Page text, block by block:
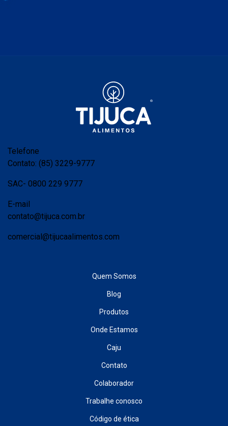
Telefone
Contato: (85) 3229-9777
SAC- 0800 229 9777
E-mail
contato@tijuca.com.br
comercial@tijucaalimentos.com
Quem Somos
Blog
Produtos
Onde Estamos
Caju
Contato
Colaborador
Trabalhe conosco
Código de ética